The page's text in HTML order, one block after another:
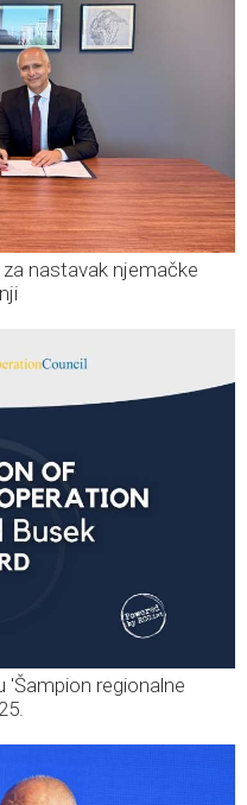
nastavak njemačke
'Šampion regionalne